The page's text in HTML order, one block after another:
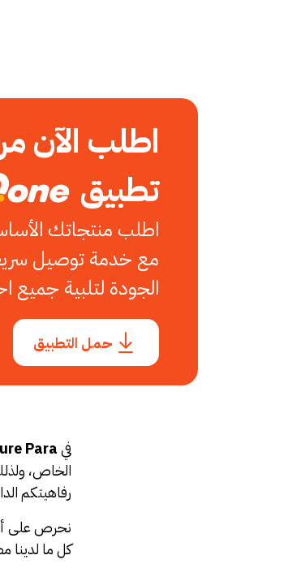
تطبيق
اطلب منتجاتك
مع خدمة توصيل
الجودة لتلبية جميع
حمل التطبيق
فيPara
الخاص،
رفاهيتكم
نحرص على أن
كل ما لدينا